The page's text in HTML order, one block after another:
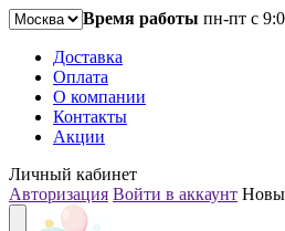
Время работы пн-пт с
Доставка
Оплата
О компании
Контакты
Акции
Личный кабинет
Авторизация Войти в аккаунт